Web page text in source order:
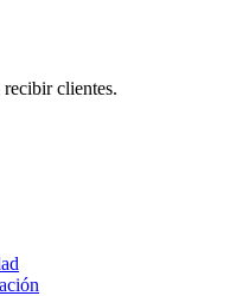
recibir clientes.